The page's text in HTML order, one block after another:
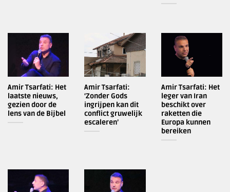
Amir Tsarfati: Het
laatste nieuws,
gezien door de
lens van de Bijbel
Amir Tsarfati:
‘Zonder Gods
ingrijpen kan dit
conflict gruwelijk
escaleren’
Amir Tsarfati: Het
leger van Iran
beschikt over
raketten die
Europa kunnen
bereiken